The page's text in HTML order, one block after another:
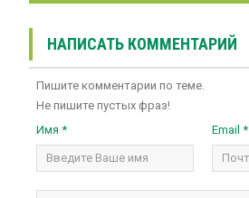
НАПИСАТЬ КОММЕНТАРИЙ
Пишите комментарии по теме.
Не пишите пустых фраз!
Имя *
Email *